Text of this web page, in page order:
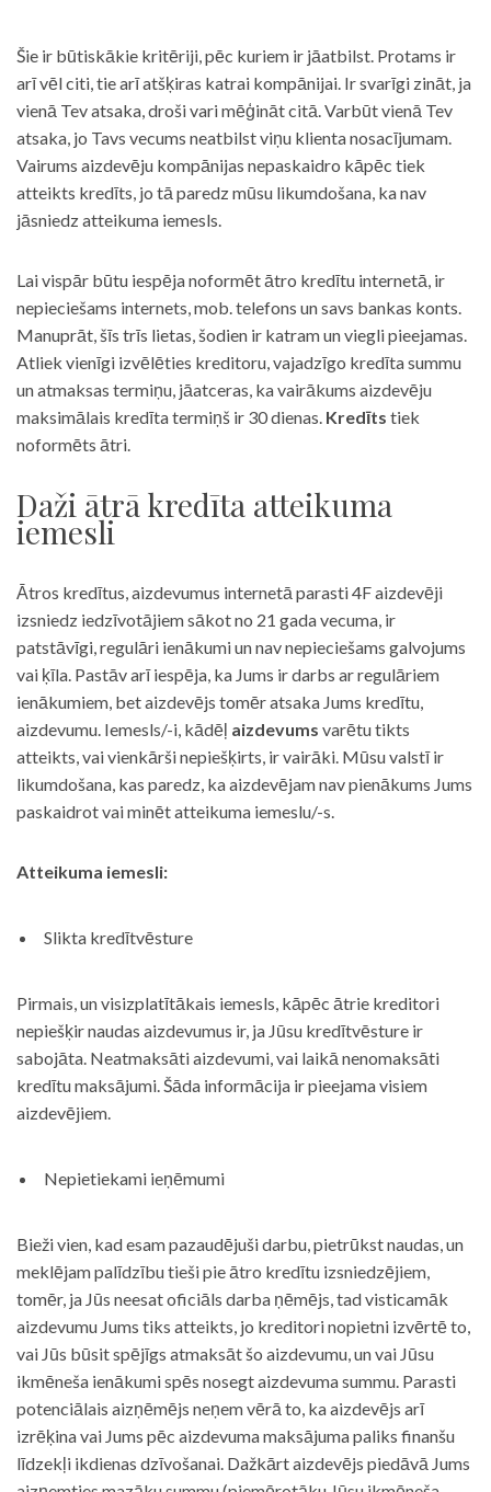
Šie ir būtiskākie kritēriji, pēc kuriem ir jāatbilst. Protams ir
arī vēl citi, tie arī atšķiras katrai kompānijai. Ir svarīgi zināt, ja
vienā Tev atsaka, droši vari mēģināt citā. Varbūt vienā Tev
atsaka, jo Tavs vecums neatbilst viņu klienta nosacījumam.
Vairums aizdevēju kompānijas nepaskaidro kāpēc tiek
atteikts kredīts, jo tā paredz mūsu likumdošana, ka nav
jāsniedz atteikuma iemesls.
Lai vispār būtu iespēja noformēt ātro kredītu internetā, ir
nepieciešams internets, mob. telefons un savs bankas konts.
Manuprāt, šīs trīs lietas, šodien ir katram un viegli pieejamas.
Atliek vienīgi izvēlēties kreditoru, vajadzīgo kredīta summu
un atmaksas termiņu, jāatceras, ka vairākums aizdevēju
maksimālais kredīta termiņš ir 30 dienas. Kredīts tiek
noformēts ātri.
Daži ātrā kredīta atteikuma
iemesli
Ātros kredītus, aizdevumus internetā parasti 4F aizdevēji
izsniedz iedzīvotājiem sākot no 21 gada vecuma, ir
patstāvīgi, regulāri ienākumi un nav nepieciešams galvojums
vai ķīla. Pastāv arī iespēja, ka Jums ir darbs ar regulāriem
ienākumiem, bet aizdevējs tomēr atsaka Jums kredītu,
aizdevumu. Iemesls/-i, kādēļ aizdevums varētu tikts
atteikts, vai vienkārši nepiešķirts, ir vairāki. Mūsu valstī ir
likumdošana, kas paredz, ka aizdevējam nav pienākums Jums
paskaidrot vai minēt atteikuma iemeslu/-s.
Atteikuma iemesli:
Slikta kredītvēsture
Pirmais, un visizplatītākais iemesls, kāpēc ātrie kreditori
nepiešķir naudas aizdevumus ir, ja Jūsu kredītvēsture ir
sabojāta. Neatmaksāti aizdevumi, vai laikā nenomaksāti
kredītu maksājumi. Šāda informācija ir pieejama visiem
aizdevējiem.
Nepietiekami ieņēmumi
Bieži vien, kad esam pazaudējuši darbu, pietrūkst naudas, un
meklējam palīdzību tieši pie ātro kredītu izsniedzējiem,
tomēr, ja Jūs neesat oficiāls darba ņēmējs, tad visticamāk
aizdevumu Jums tiks atteikts, jo kreditori nopietni izvērtē to,
vai Jūs būsit spējīgs atmaksāt šo aizdevumu, un vai Jūsu
ikmēneša ienākumi spēs nosegt aizdevuma summu. Parasti
potenciālais aizņēmējs neņem vērā to, ka aizdevējs arī
izrēķina vai Jums pēc aizdevuma maksājuma paliks finanšu
līdzekļi ikdienas dzīvošanai. Dažkārt aizdevējs piedāvā Jums